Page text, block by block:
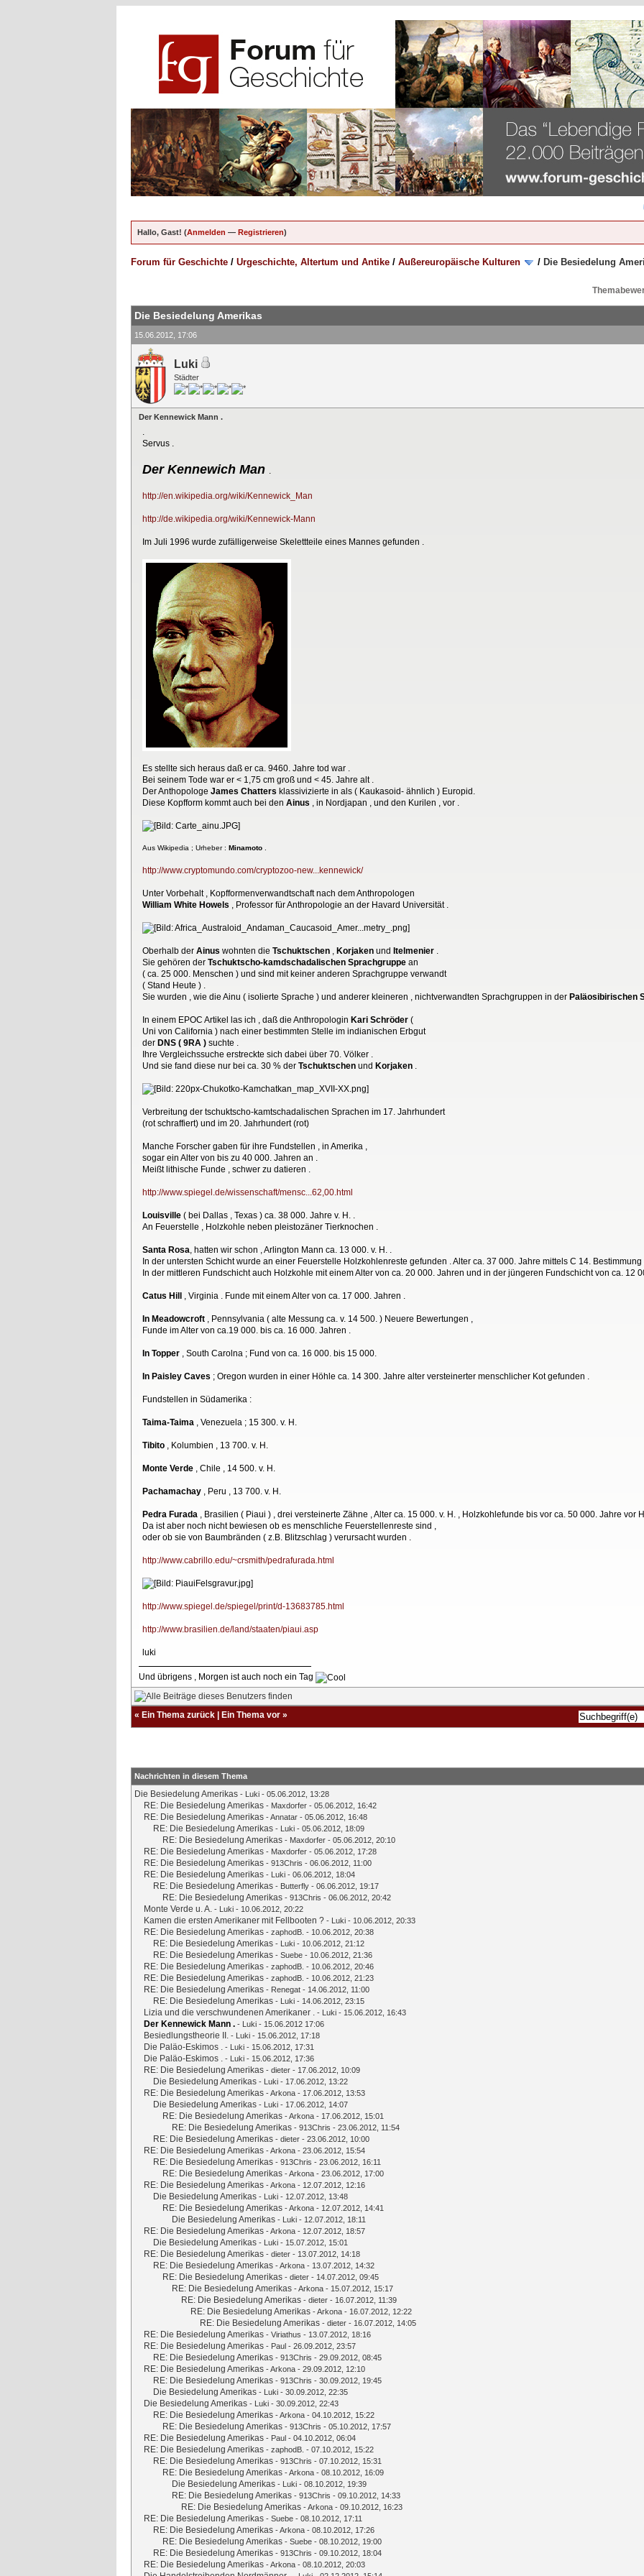
Hallo, Gast! (Anmelden — Registrieren)
Forum für Geschichte / Urgeschichte, Altertum und Antike / Außereuropäische Kulturen / Die Besiedelung
Die Besiedelung Amerikas
15.06.2012, 17:06
Luki
Städter
Der Kennewick Mann .
.
Servus .
Der Kennewich Man .
http://en.wikipedia.org/wiki/Kennewick_Man
http://de.wikipedia.org/wiki/Kennewick-Mann
Im Juli 1996 wurde zufälligerweise Skelettteile eines Mannes gefunden .
Es stellte sich heraus daß er ca. 9460. Jahre tod war .
Bei seinem Tode war er < 1,75 cm groß und < 45. Jahre alt .
Der Anthopologe James Chatters klassivizierte in als ( Kaukasoid- ähnlich ) Europid.
Diese Kopfform kommt auch bei den Ainus , in Nordjapan , und den Kurilen , vor .
Aus Wikipedia ; Urheber : Minamoto
http://www.cryptomundo.com/cryptozoo-new...kennewick/
Unter Vorbehalt , Kopfformenverwandtschaft nach dem Anthropologen
William White Howels , Professor für Anthropologie an der Havard Universität .
Oberhalb der Ainus wohnten die Tschuktschen , Korjaken und Itelmenier .
Sie gehören der Tschuktscho-kamdschadalischen Sprachgruppe an
( ca. 25 000. Menschen ) und sind mit keiner anderen Sprachgruppe verwandt
( Stand Heute ) .
Sie wurden , wie die Ainu ( isolierte Sprache ) und anderer kleineren , nichtverwandten Sprachgruppen in der Paläosibirischen
In einem EPOC Artikel las ich , daß die Anthropologin Kari Schröder (
Uni von California ) nach einer bestimmten Stelle im indianischen Erbgut
der DNS ( 9RA ) suchte .
Ihre Vergleichssuche erstreckte sich dabei über 70. Völker .
Und sie fand diese nur bei ca. 30 % der Tschuktschen und Korjaken .
Verbreitung der tschuktscho-kamtschadalischen Sprachen im 17. Jahrhundert
(rot schraffiert) und im 20. Jahrhundert (rot)
Manche Forscher gaben für ihre Fundstellen , in Amerika ,
sogar ein Alter von bis zu 40 000. Jahren an .
Meißt lithische Funde , schwer zu datieren .
http://www.spiegel.de/wissenschaft/mensc...62,00.html
Louisville ( bei Dallas , Texas ) ca. 38 000. Jahre v. H. .
An Feuerstelle , Holzkohle neben pleistozäner Tierknochen .
Santa Rosa, hatten wir schon , Arlington Mann ca. 13 000. v. H. .
In der untersten Schicht wurde an einer Feuerstelle Holzkohlenreste gefunden . Alter ca. 37 000. Jahre mittels C 14. Bestimmung
In der mittleren Fundschicht auch Holzkohle mit einem Alter von ca. 20 000. Jahren und in der jüngeren Fundschicht von ca. 12
Catus Hill , Virginia . Funde mit einem Alter von ca. 17 000. Jahren .
In Meadowcroft , Pennsylvania ( alte Messung ca. v. 14 500. ) Neuere Bewertungen ,
Funde im Alter von ca.19 000. bis ca. 16 000. Jahren .
In Topper , South Carolna ; Fund von ca. 16 000. bis 15 000.
In Paisley Caves ; Oregon wurden in einer Höhle ca. 14 300. Jahre alter versteinerter menschlicher Kot gefunden .
Fundstellen in Südamerika :
Taima-Taima , Venezuela ; 15 300. v. H.
Tibito , Kolumbien , 13 700. v. H.
Monte Verde , Chile , 14 500. v. H.
Pachamachay , Peru , 13 700. v. H.
Pedra Furada , Brasilien ( Piaui ) , drei versteinerte Zähne , Alter ca. 15 000. v. H. , Holzkohlefunde bis vor ca. 50 000. Jahre vor
Da ist aber noch nicht bewiesen ob es menschliche Feuerstellenreste sind ,
oder ob sie von Baumbränden ( z.B. Blitzschlag ) verursacht wurden .
http://www.cabrillo.edu/~crsmith/pedrafurada.html
http://www.spiegel.de/spiegel/print/d-13683785.html
http://www.brasilien.de/land/staaten/piaui.asp
luki
Und übrigens , Morgen ist auch noch ein Tag
« Ein Thema zurück Ein Thema vor »
Nachrichten in diesem Thema
Die Besiedelung Amerikas - Luki - 05.06.2012, 13:28
RE: Die Besiedelung Amerikas - Maxdorfer - 05.06.2012, 16:42
RE: Die Besiedelung Amerikas -Annatar - 05.06.2012, 16:48
RE: Die Besiedelung Amerikas - Luki - 05.06.2012, 18:09
RE: Die Besiedelung Amerikas - Maxdorfer - 05.06.2012, 20:10
RE: Die Besiedelung Amerikas - Maxdorfer - 05.06.2012, 17:28
RE: Die Besiedelung Amerikas - 913Chris - 06.06.2012, 11:00
RE: Die Besiedelung Amerikas - Luki - 06.06.2012, 18:04
RE: Die Besiedelung Amerikas - Butterfly - 06.06.2012, 19:17
RE: Die Besiedelung Amerikas - 913Chris - 06.06.2012, 20:42
Monte Verde u. A. - Luki - 10.06.2012, 20:22
Kamen die ersten Amerikaner mit Fellbooten ? - Luki - 10.06.2012, 20:33
RE: Die Besiedelung Amerikas - zaphodB. - 10.06.2012, 20:38
RE: Die Besiedelung Amerikas - Luki - 10.06.2012, 21:12
RE: Die Besiedelung Amerikas - Suebe - 10.06.2012, 21:36
RE: Die Besiedelung Amerikas - zaphodB. - 10.06.2012, 20:46
RE: Die Besiedelung Amerikas - zaphodB. - 10.06.2012, 21:23
RE: Die Besiedelung Amerikas - Renegat - 14.06.2012, 11:00
RE: Die Besiedelung Amerikas - Luki - 14.06.2012, 23:15
Lizia und die verschwundenen Amerikaner . - Luki - 15.06.2012, 16:43
Der Kennewick Mann . - Luki - 15.06.2012 17:06
Besiedlungstheorie II. - Luki - 15.06.2012, 17:18
Die Paläo-Eskimos . - Luki - 15.06.2012, 17:31
Die Paläo-Eskimos . - Luki - 15.06.2012, 17:36
RE: Die Besiedelung Amerikas - dieter - 17.06.2012, 10:09
Die Besiedelung Amerikas - Luki - 17.06.2012, 13:22
RE: Die Besiedelung Amerikas -Arkona - 17.06.2012, 13:53
Die Besiedelung Amerikas - Luki - 17.06.2012, 14:07
RE: Die Besiedelung Amerikas -Arkona - 17.06.2012, 15:01
RE: Die Besiedelung Amerikas - 913Chris - 23.06.2012, 11:54
RE: Die Besiedelung Amerikas - dieter - 23.06.2012, 10:00
RE: Die Besiedelung Amerikas -Arkona - 23.06.2012, 15:54
RE: Die Besiedelung Amerikas - 913Chris - 23.06.2012, 16:11
RE: Die Besiedelung Amerikas -Arkona - 23.06.2012, 17:00
RE: Die Besiedelung Amerikas -Arkona - 12.07.2012, 12:16
Die Besiedelung Amerikas - Luki - 12.07.2012, 13:48
RE: Die Besiedelung Amerikas -Arkona - 12.07.2012, 14:41
Die Besiedelung Amerikas - Luki - 12.07.2012, 18:11
RE: Die Besiedelung Amerikas -Arkona - 12.07.2012, 18:57
Die Besiedelung Amerikas - Luki - 15.07.2012, 15:01
RE: Die Besiedelung Amerikas - dieter - 13.07.2012, 14:18
RE: Die Besiedelung Amerikas -Arkona - 13.07.2012, 14:32
RE: Die Besiedelung Amerikas - dieter - 14.07.2012, 09:45
RE: Die Besiedelung Amerikas -Arkona - 15.07.2012, 15:17
RE: Die Besiedelung Amerikas - dieter - 16.07.2012, 11:39
RE: Die Besiedelung Amerikas -Arkona - 16.07.2012, 12:22
RE: Die Besiedelung Amerikas - dieter - 16.07.2012, 14:05
RE: Die Besiedelung Amerikas - Viriathus - 13.07.2012, 18:16
RE: Die Besiedelung Amerikas - Paul - 26.09.2012, 23:57
RE: Die Besiedelung Amerikas - 913Chris - 29.09.2012, 08:45
RE: Die Besiedelung Amerikas -Arkona - 29.09.2012, 12:10
RE: Die Besiedelung Amerikas - 913Chris - 30.09.2012, 19:45
Die Besiedelung Amerikas - Luki - 30.09.2012, 22:35
Die Besiedelung Amerikas - Luki - 30.09.2012, 22:43
RE: Die Besiedelung Amerikas -Arkona - 04.10.2012, 15:22
RE: Die Besiedelung Amerikas - 913Chris - 05.10.2012, 17:57
RE: Die Besiedelung Amerikas - Paul - 04.10.2012, 06:04
RE: Die Besiedelung Amerikas - zaphodB. - 07.10.2012, 15:22
RE: Die Besiedelung Amerikas - 913Chris - 07.10.2012, 15:31
RE: Die Besiedelung Amerikas -Arkona - 08.10.2012, 16:09
Die Besiedelung Amerikas - Luki - 08.10.2012, 19:39
RE: Die Besiedelung Amerikas - 913Chris - 09.10.2012, 14:33
RE: Die Besiedelung Amerikas -Arkona - 09.10.2012, 16:23
RE: Die Besiedelung Amerikas - Suebe - 08.10.2012, 17:11
RE: Die Besiedelung Amerikas -Arkona - 08.10.2012, 17:26
RE: Die Besiedelung Amerikas - Suebe - 08.10.2012, 19:00
RE: Die Besiedelung Amerikas - 913Chris - 09.10.2012, 18:04
RE: Die Besiedelung Amerikas -Arkona - 08.10.2012, 20:03